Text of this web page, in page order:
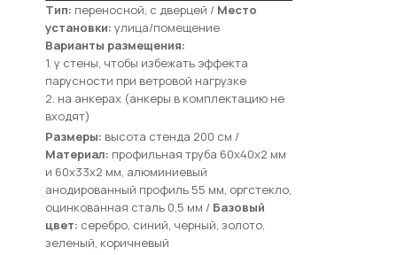
Тип: переносной, с дверцей / Место
установки: улица/помещение
Варианты размещения:
1. у стены, чтобы избежать эффекта
парусности при ветровой нагрузке
2. на анкерах (анкеры в комплектацию не
входят)
Размеры: высота стенда 200 см /
Материал: профильная труба 60х40х2 мм
и 60х33х2 мм, алюминиевый
анодированный профиль 55 мм, оргстекло,
оцинкованная сталь 0,5 мм / Базовый
цвет: серебро, синий, черный, золото,
зеленый, коричневый